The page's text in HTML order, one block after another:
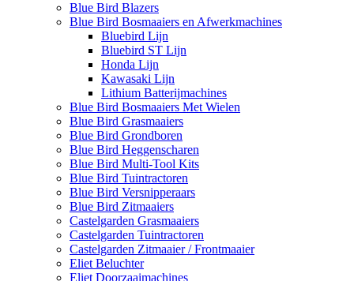
Blue Bird Blazers
Blue Bird Bosmaaiers en Afwerkmachines
Bluebird Lijn
Bluebird ST Lijn
Honda Lijn
Kawasaki Lijn
Lithium Batterijmachines
Blue Bird Bosmaaiers Met Wielen
Blue Bird Grasmaaiers
Blue Bird Grondboren
Blue Bird Heggenscharen
Blue Bird Multi-Tool Kits
Blue Bird Tuintractoren
Blue Bird Versnipperaars
Blue Bird Zitmaaiers
Castelgarden Grasmaaiers
Castelgarden Tuintractoren
Castelgarden Zitmaaier / Frontmaaier
Eliet Beluchter
Eliet Doorzaaimachines